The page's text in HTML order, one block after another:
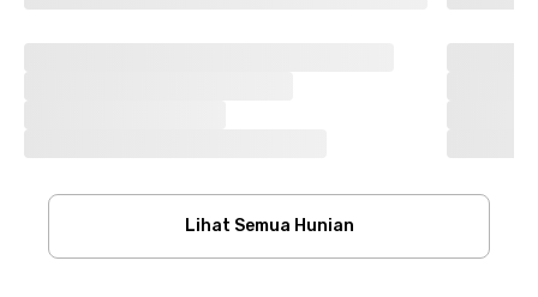
Lihat Semua Hunian